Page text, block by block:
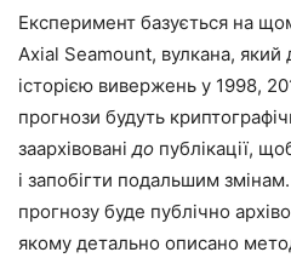
Експеримент базується на
Axial Seamount, вулкана,
історією вивержень у 1998,
прогнози будуть
заархівованідо публікації,
і запобігти подальшим
прогнозу буде публічно
якому детально описано